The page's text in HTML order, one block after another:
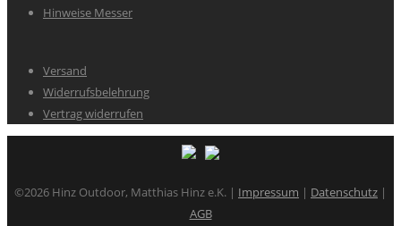
Hinweise Messer
Versand
Widerrufsbelehrung
Vertrag widerrufen
©2026 Hinz Outdoor, Matthias Hinz e.K. | Impressum | Datenschutz |
AGB